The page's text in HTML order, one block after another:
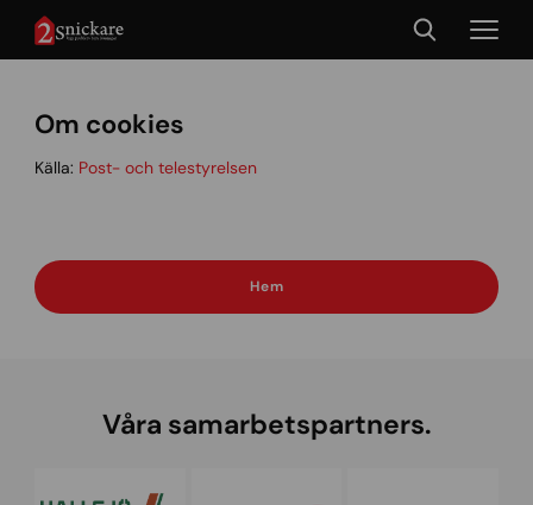
Om cookies
Källa: Post- och telestyrelsen
Hem
Våra samarbetspartners.